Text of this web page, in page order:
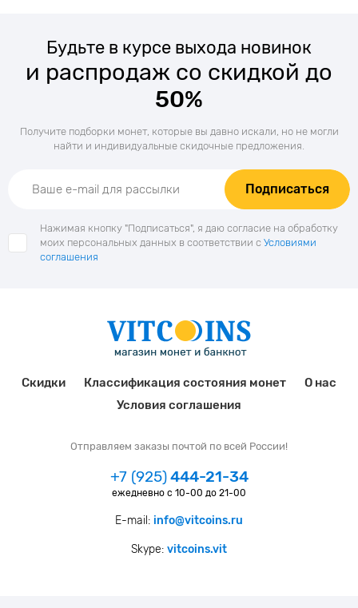
Будьте в курсе выхода новинок
и распродаж со скидкой до
50%
Получите подборки монет, которые вы давно искали, но не могли
найти и индивидуальные скидочные предложения.
Подписаться
Нажимая кнопку "Подписаться", я даю согласие на обработку
моих персональных данных в соответствии с Условиями
соглашения
Скидки Классификация состояния монет
О нас
Условия соглашения
Отправляем заказы почтой по всей России!
+7 (925)444-21-34
ежедневно с 10-00 до 21-00
E-mail: info@vitcoins.ru
Skype: vitcoins.vit